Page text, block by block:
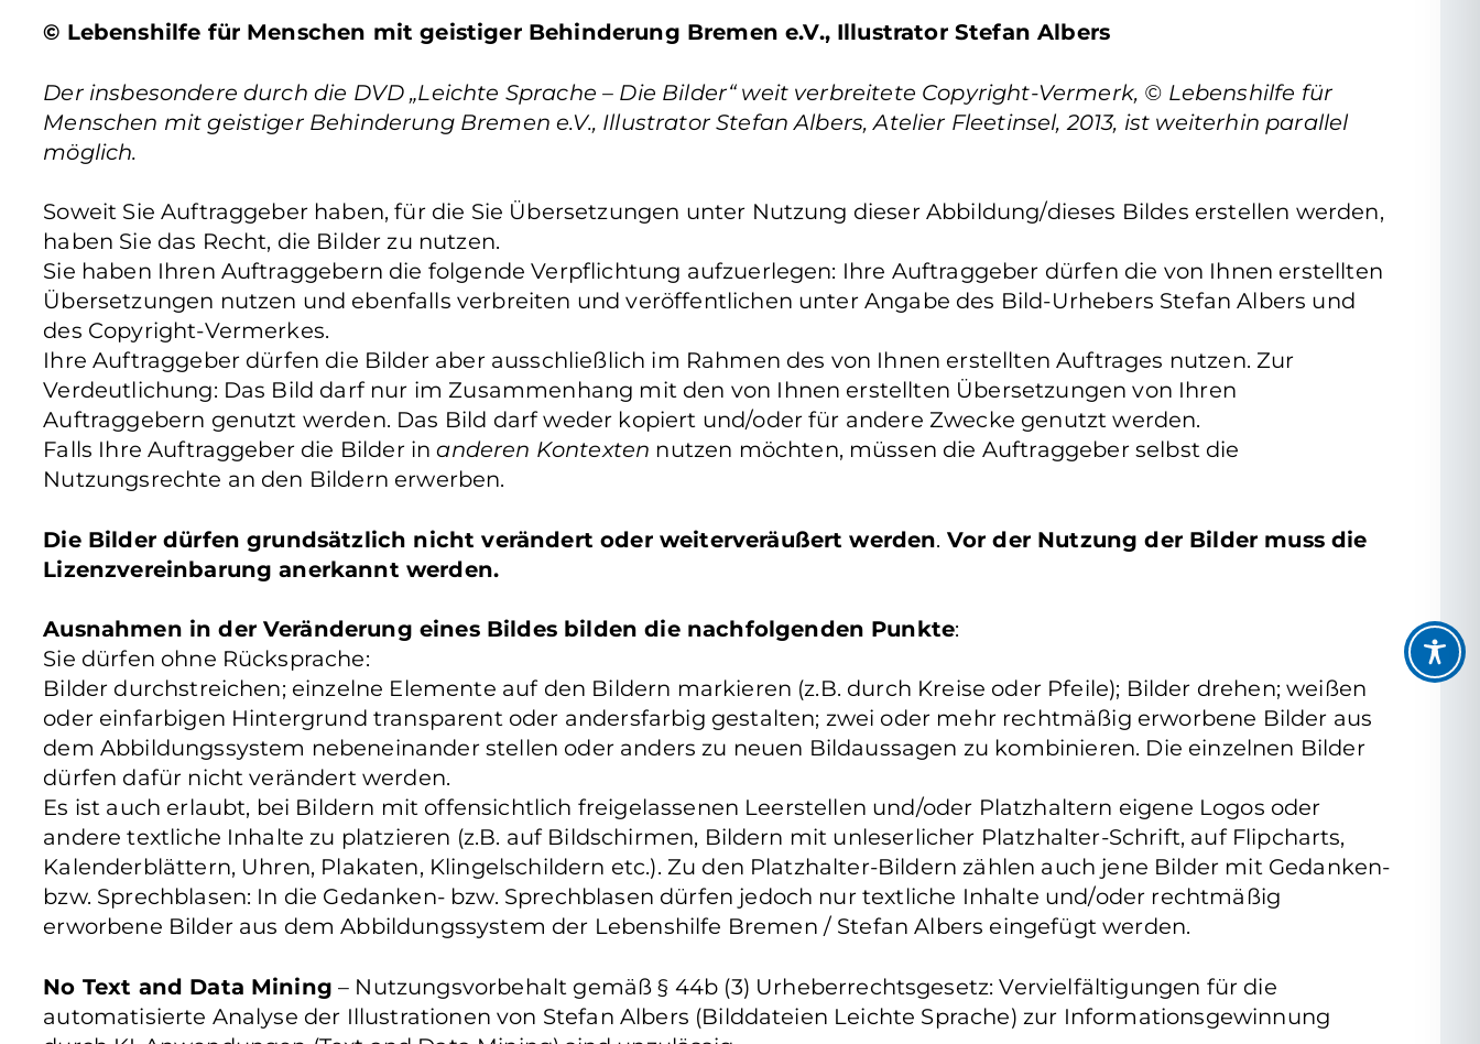
© Lebenshilfe für Menschen mit geistiger Behinderung Bremen e.V., Illustrator Stefan Albers
Der insbesondere durch die DVD „Leichte Sprache – Die Bilder“ weit verbreitete Copyright-Vermerk, © Lebenshilfe für
Menschen mit geistiger Behinderung Bremen e.V., Illustrator Stefan Albers, Atelier Fleetinsel, 2013, ist weiterhin parallel
möglich.
Soweit Sie Auftraggeber haben, für die Sie Übersetzungen unter Nutzung dieser Abbildung/dieses Bildes erstellen werden,
haben Sie das Recht, die Bilder zu nutzen.
Sie haben Ihren Auftraggebern die folgende Verpflichtung aufzuerlegen: Ihre Auftraggeber dürfen die von Ihnen erstellten
Übersetzungen nutzen und ebenfalls verbreiten und veröffentlichen unter Angabe des Bild-Urhebers Stefan Albers und
des Copyright-Vermerkes.
Ihre Auftraggeber dürfen die Bilder aber ausschließlich im Rahmen des von Ihnen erstellten Auftrages nutzen. Zur
Verdeutlichung: Das Bild darf nur im Zusammenhang mit den von Ihnen erstellten Übersetzungen von Ihren
Auftraggebern genutzt werden. Das Bild darf weder kopiert und/oder für andere Zwecke genutzt werden.
Falls Ihre Auftraggeber die Bilder inanderen Kontexten nutzen möchten, müssen die Auftraggeber selbst die
Nutzungsrechte an den Bildern erwerben.
Die Bilder dürfen grundsätzlich nicht verändert oder weiterveräußert werden. Vor der Nutzung der Bilder muss die
Lizenzvereinbarung anerkannt werden.
Ausnahmen in der Veränderung eines Bildes bilden die nachfolgenden Punkte:
Sie dürfen ohne Rücksprache:
Bilder durchstreichen; einzelne Elemente auf den Bildern markieren (z.B. durch Kreise oder Pfeile); Bilder drehen; weißen
oder einfarbigen Hintergrund transparent oder andersfarbig gestalten; zwei oder mehr rechtmäßig erworbene Bilder aus
dem Abbildungssystem nebeneinander stellen oder anders zu neuen Bildaussagen zu kombinieren. Die einzelnen Bilder
dürfen dafür nicht verändert werden.
Es ist auch erlaubt, bei Bildern mit offensichtlich freigelassenen Leerstellen und/oder Platzhaltern eigene Logos oder
andere textliche Inhalte zu platzieren (z.B. auf Bildschirmen, Bildern mit unleserlicher Platzhalter-Schrift, auf Flipcharts,
Kalenderblättern, Uhren, Plakaten, Klingelschildern etc.). Zu den Platzhalter-Bildern zählen auch jene Bilder mit Gedanken-
bzw. Sprechblasen: In die Gedanken- bzw. Sprechblasen dürfen jedoch nur textliche Inhalte und/oder rechtmäßig
erworbene Bilder aus dem Abbildungssystem der Lebenshilfe Bremen / Stefan Albers eingefügt werden.
No Text and Data Mining – Nutzungsvorbehalt gemäß § 44b (3) Urheberrechtsgesetz: Vervielfältigungen für die
automatisierte Analyse der Illustrationen von Stefan Albers (Bilddateien Leichte Sprache) zur Informationsgewinnung